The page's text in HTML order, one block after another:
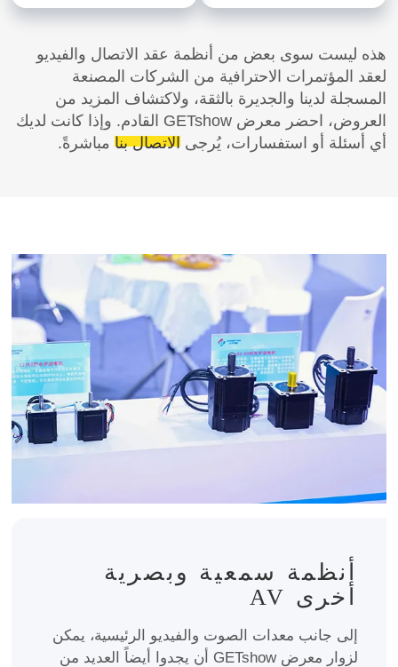
هذه ليست سوى بعض من أنظمة عقد الاتصال والفيديو
لعقد المؤتمرات الاحترافية من الشركات المصنعة
المسجلة لدينا والجديرة بالثقة، ولاكتشاف المزيد من
العروض، احضر معرض GETshow القادم. وإذا كانت لديك
أي أسئلة أو استفسارات، يُرجىالاتصال بنا مباشرةً.
أنظمة سمعية وبصرية
أخرى AV
إلى جانب معدات الصوت والفيديو الرئيسية، يمكن
لزوار معرض GETshow أن يجدوا أيضاً العديد من